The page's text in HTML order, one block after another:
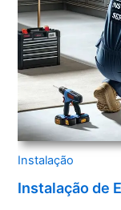
Instalação
Instalação de